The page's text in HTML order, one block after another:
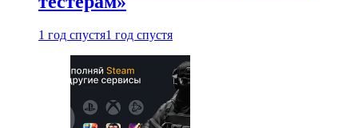
1 год спустя1 год спустя